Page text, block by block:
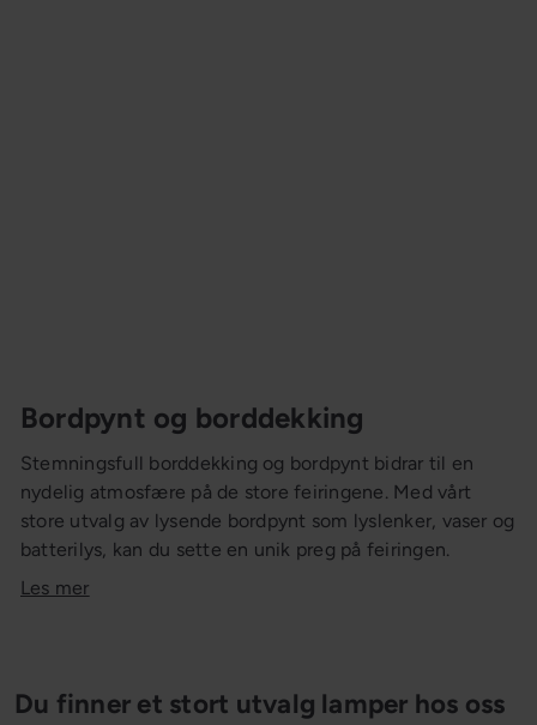
Bordpynt og borddekking
Stemningsfull borddekking og bordpynt bidrar til en
nydelig atmosfære på de store feiringene. Med vårt
store utvalg av lysende bordpynt som lyslenker, vaser og
batterilys, kan du sette en unik preg på feiringen.
Les mer
Du finner et stort utvalg lamper hos oss